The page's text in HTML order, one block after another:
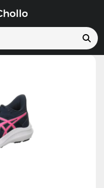
1014A300402, Deportivas -